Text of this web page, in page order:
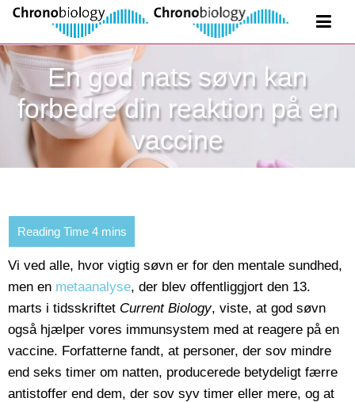
En god nats søvn kan
forbedre din reaktion på en
vaccine
Vi ved alle, hvor vigtig søvn er for den mentale sundhed,
men en metaanalyse, der blev offentliggjort den 13.
marts i tidsskriftet Current Biology, viste, at god søvn
også hjælper vores immunsystem med at reagere på en
vaccine. Forfatterne fandt, at personer, der sov mindre
end seks timer om natten, producerede betydeligt færre
antistoffer end dem, der sov syv timer eller mere, og at